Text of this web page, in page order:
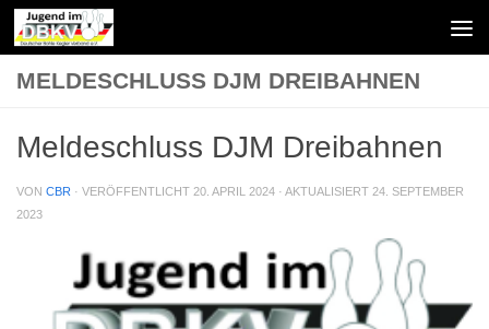
Zum Inhalt springen
MELDESCHLUSS DJM DREIBAHNEN
Meldeschluss DJM Dreibahnen
VON CBR · VERÖFFENTLICHT 20. APRIL 2024 · AKTUALISIERT 24. SEPTEMBER
2023